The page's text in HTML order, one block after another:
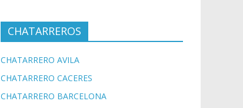
CHATARREROS
CHATARRERO AVILA
CHATARRERO CACERES
CHATARRERO BARCELONA